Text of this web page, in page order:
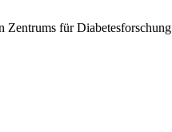
Zentrums für Diabetesforschung